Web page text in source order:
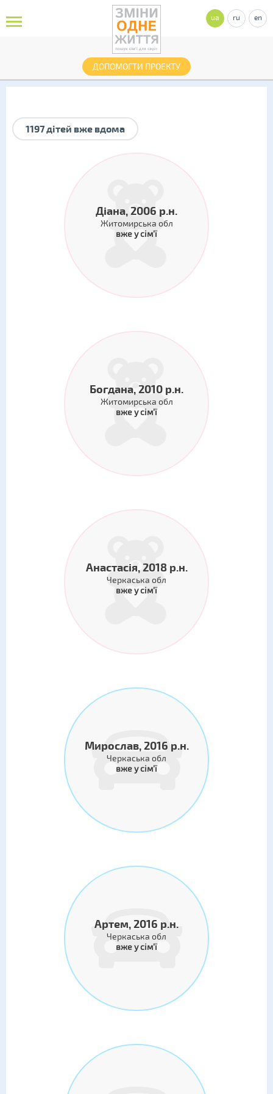
ДОПОМОГТИ ПРОЕКТУ
ua ru en
1197 дітей вже вдома
Діана, 2006 р.н.
Житомирська обл
вже у сім'ї
Богдана, 2010 р.н.
Житомирська обл
вже у сім'ї
Анастасія, 2018 р.н.
Черкаська обл
вже у сім'ї
Мирослав, 2016 р.н.
Черкаська обл
вже у сім'ї
Артем, 2016 р.н.
Черкаська обл
вже у сім'ї